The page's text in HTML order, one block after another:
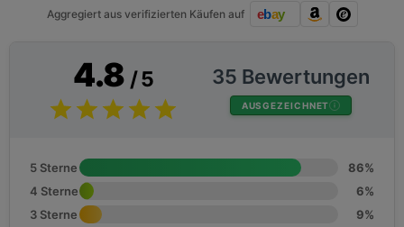
Aggregiert aus verifizierten Käufen auf
4.8 / 5 35 Bewertungen
AUSGEZEICHNET
5 Sterne
86%
4 Sterne
6%
3 Sterne
9%